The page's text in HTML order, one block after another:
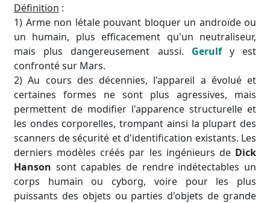
Définition :
1) Arme non létale pouvant bloquer un androïde ou
un humain, plus efficacement qu'un neutraliseur,
mais plus dangereusement aussi. Gerulfy est
confronté sur Mars.
2) Au cours des décennies, l'appareil a évolué et
certaines formes ne sont plus agressives, mais
permettent de modifier l'apparence structurelle et
les ondes corporelles, trompant ainsi la plupart des
scanners de sécurité et d'identification existants. Les
derniers modèles créés par les ingénieurs de Dick
Hanson sont capables de rendre indétectables un
corps humain ou cyborg, voire pour les plus
puissants des objets ou parties d'objets de grande